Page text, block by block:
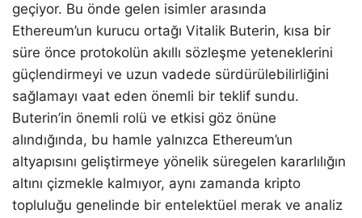
geçiyor. Bu önde gelen isimler arasında
Ethereum’un kurucu ortağı Vitalik Buterin, kısa bir
süre önce protokolün akıllı sözleşme yeteneklerini
güçlendirmeyi ve uzun vadede sürdürülebilirliğini
sağlamayı vaat eden önemli bir teklif sundu.
Buterin’in önemli rolü ve etkisi göz önüne
alındığında, bu hamle yalnızca Ethereum’un
altyapısını geliştirmeye yönelik süregelen kararlılığın
altını çizmekle kalmıyor, aynı zamanda kripto
topluluğu genelinde bir entelektüel merak ve analiz